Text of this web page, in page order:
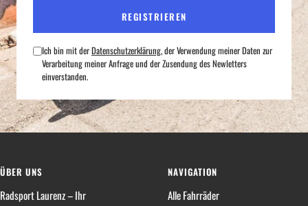
REGISTRIEREN
Ich bin mit derDatenschutzerklärung, der Verwendung meiner Daten zur
Verarbeitung meiner Anfrage und der Zusendung des Newletters
einverstanden.
ÜBER UNS
Radsport Laurenz – Ihr
NAVIGATION
Alle Fahrräder